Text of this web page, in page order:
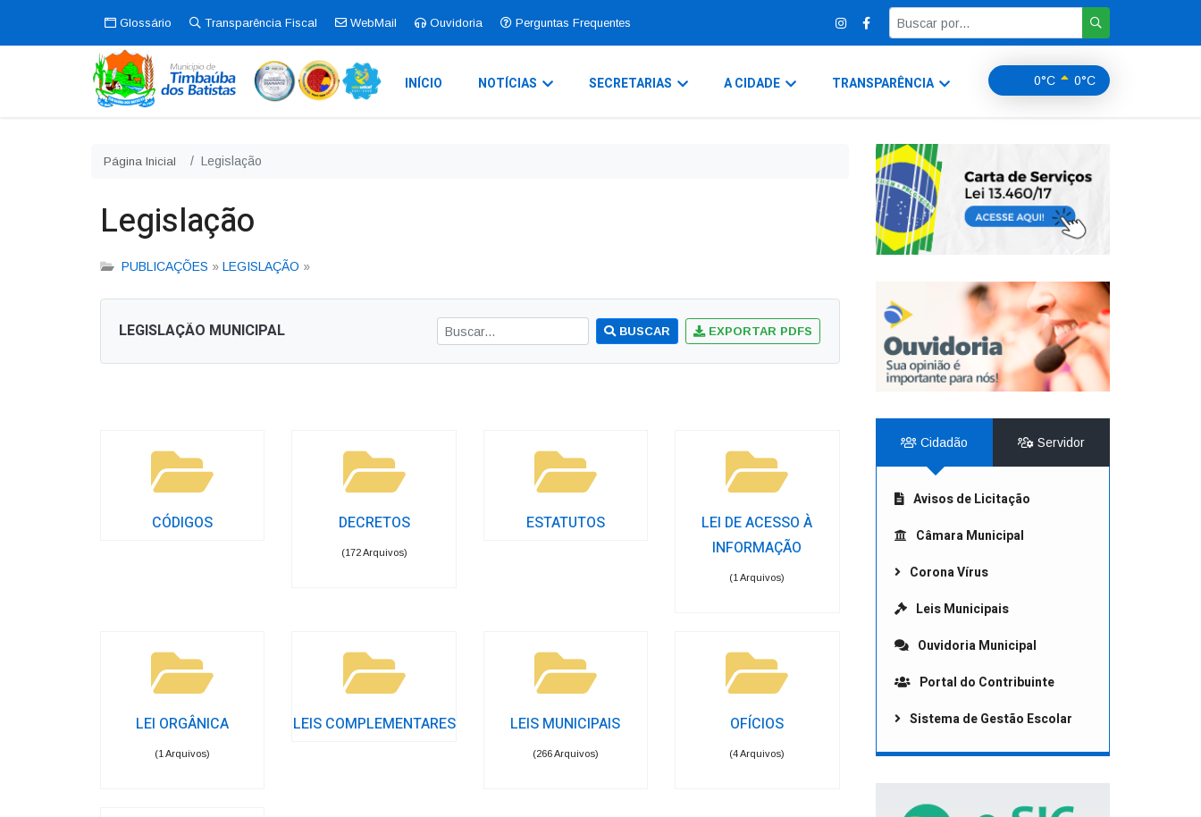
Glossário Transparência Fiscal WebMail Ouvidoria Perguntas Frequentes
0°C 0°C
INÍCIO NOTÍCIAS SECRETARIAS A CIDADE TRANSPARÊNCIA
Página Inicial Legislação
Legislação
PUBLICAÇÕES » LEGISLAÇÃO »
LEGISLAÇÃO MUNICIPAL BUSCAR EXPORTAR PDFS
CÓDIGOS DECRETOS
(172 Arquivos)
ESTATUTOS
LEI DE ACESSO À
INFORMAÇÃO
(1 Arquivos)
LEI ORGÂNICA
(1 Arquivos)
LEIS COMPLEMENTARES LEIS MUNICIPAIS
(266 Arquivos)
OFÍCIOS
(4 Arquivos)
Cidadão Servidor
Avisos de Licitação
Câmara Municipal
Corona Vírus
Leis Municipais
Ouvidoria Municipal
Portal do Contribuinte
Sistema de Gestão Escolar